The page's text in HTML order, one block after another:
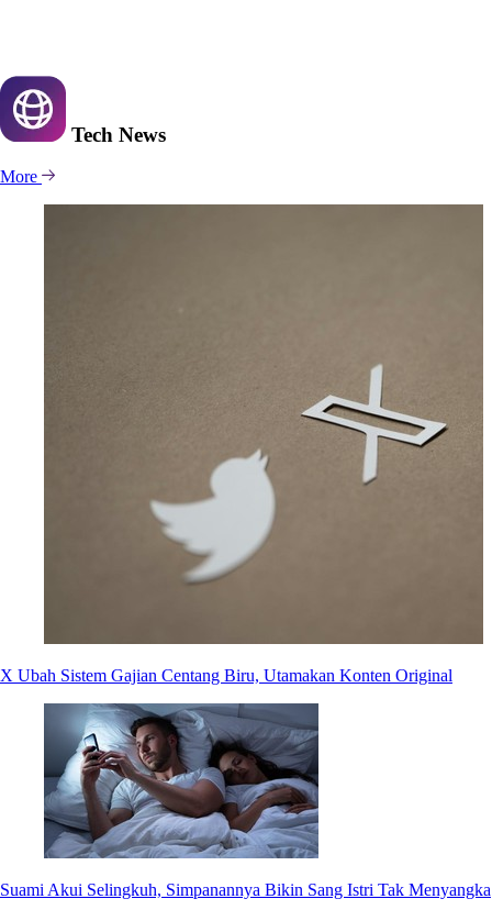
Tech News
More
X Ubah Sistem Gajian Centang Biru, Utamakan Konten Original
Suami Akui Selingkuh, Simpanannya Bikin Sang Istri Tak Menyangka